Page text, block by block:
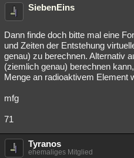
SiebenEins
Dann finde doch bitte mal eine
und Zeiten der Entstehung
genau) zu berechnen. Alternativ
(ziemlich genau) berechnen
Menge an radioaktivem Element
mfg
71
Tyranos
ehemaliges Mitglied